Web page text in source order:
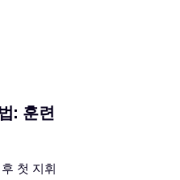
: 훈련
첫 지휘